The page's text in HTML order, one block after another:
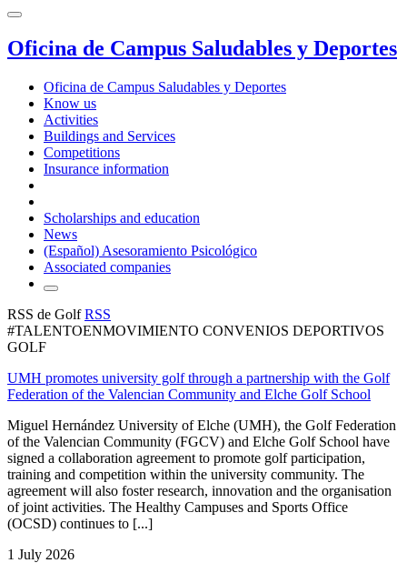
Oficina de Campus Saludables y Deportes
Oficina de Campus Saludables y Deportes
Know us
Activities
Buildings and Services
Competitions
Insurance information
Scholarships and education
News
(Español) Asesoramiento Psicológico
Associated companies
RSS de GolfRSS
#TALENTOENMOVIMIENTO CONVENIOS DEPORTIVOS
GOLF
UMH promotes university golf through a partnership with the Golf
Federation of the Valencian Community and Elche Golf School
Miguel Hernández University of Elche (UMH), the Golf Federation
of the Valencian Community (FGCV) and Elche Golf School have
signed a collaboration agreement to promote golf participation,
training and competition within the university community. The
agreement will also foster research, innovation and the organisation
of joint activities. The Healthy Campuses and Sports Office
(OCSD) continues to [...]
1 July 2026